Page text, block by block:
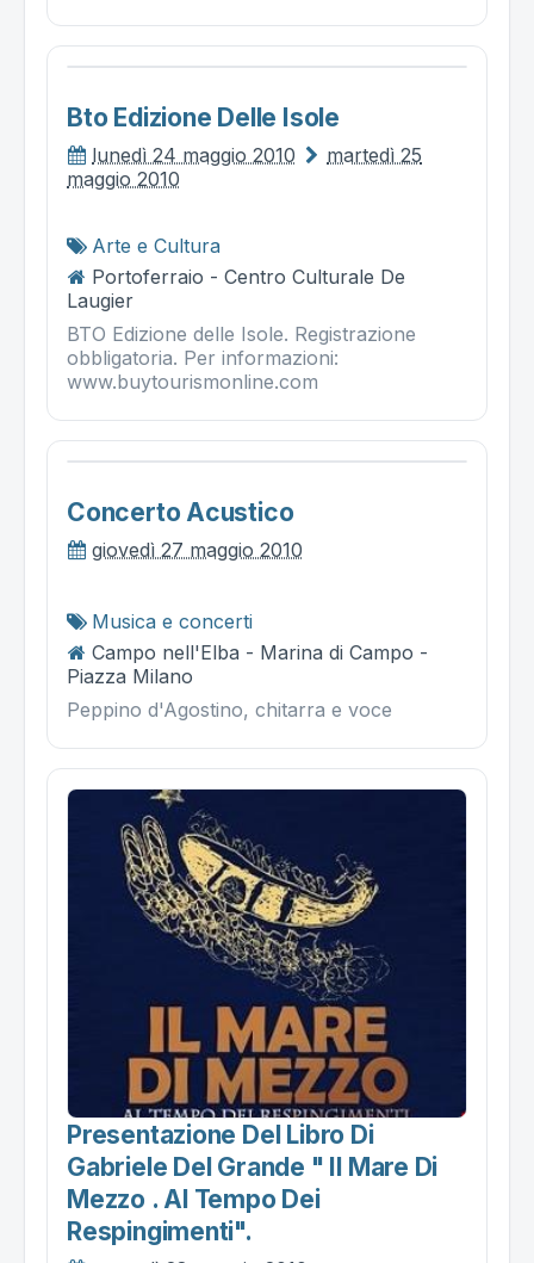
Bto Edizione Delle Isole
lunedì 24 maggio 2010
martedì 25
maggio 2010
Arte e Cultura
Portoferraio - Centro Culturale De
Laugier
BTO Edizione delle Isole. Registrazione
obbligatoria. Per informazioni:
www.buytourismonline.com
Concerto Acustico
giovedì 27 maggio 2010
Musica e concerti
Campo nell'Elba - Marina di Campo -
Piazza Milano
Peppino d'Agostino, chitarra e voce
Presentazione Del Libro Di
Gabriele Del Grande " Il Mare Di
Mezzo . Al Tempo Dei
Respingimenti".